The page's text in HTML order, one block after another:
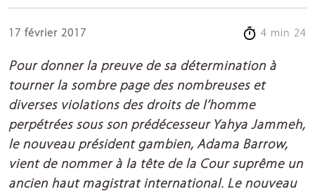
17 février 2017 4 min 24
Pour donner la preuve de sa détermination à
tourner la sombre page des nombreuses et
diverses violations des droits de l’homme
perpétrées sous son prédécesseur Yahya Jammeh,
le nouveau président gambien, Adama Barrow,
vient de nommer à la tête de la Cour suprême un
ancien hautmagistrat international. Le nouveau